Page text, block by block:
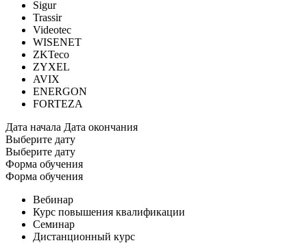
Sigur
Trassir
Videotec
WISENET
ZKTeco
ZYXEL
AVIX
ENERGON
FORTEZA
Дата начала Дата окончания
Выберите дату
Выберите дату
Форма обучения
Форма обучения
Вебинар
Курс повышения квалификации
Семинар
Дистанционный курс